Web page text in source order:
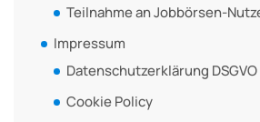
Teilnahme an Jobbörsen-
Impressum
Datenschutzerklärung DSGVO
Cookie Policy